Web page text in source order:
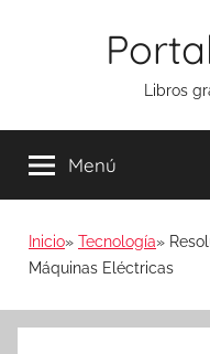
Libros
Menú
Inicio Tecnología
Máquinas Eléctricas